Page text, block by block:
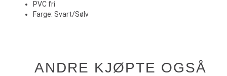
PVC fri
Farge: Svart/Sølv
ANDRE KJØPTE OGSÅ